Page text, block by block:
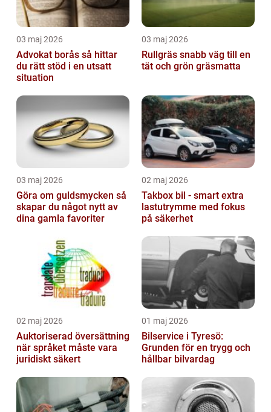
03 maj 2026
Advokat borås så hittar
du rätt stöd i en utsatt
situation
03 maj 2026
Rullgräs snabb väg till en
tät och grön gräsmatta
03 maj 2026
Göra om guldsmycken så
skapar du något nytt av
dina gamla favoriter
02 maj 2026
Takbox bil - smart extra
lastutrymme med fokus
på säkerhet
02 maj 2026
Auktoriserad översättning
när språket måste vara
juridiskt säkert
01 maj 2026
Bilservice i Tyresö:
Grunden för en trygg och
hållbar bilvardag